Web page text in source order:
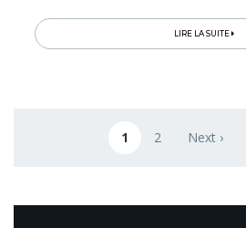
LIRE LA SUITE
Page courante
1 Page
2 Next page
Next ›